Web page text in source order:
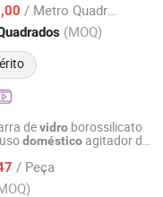
/ Metro Quadrado
(MOQ)
2019
devidro borossilicato
doméstico agitador de
para agitar sumo
/ Peça
Ltd.